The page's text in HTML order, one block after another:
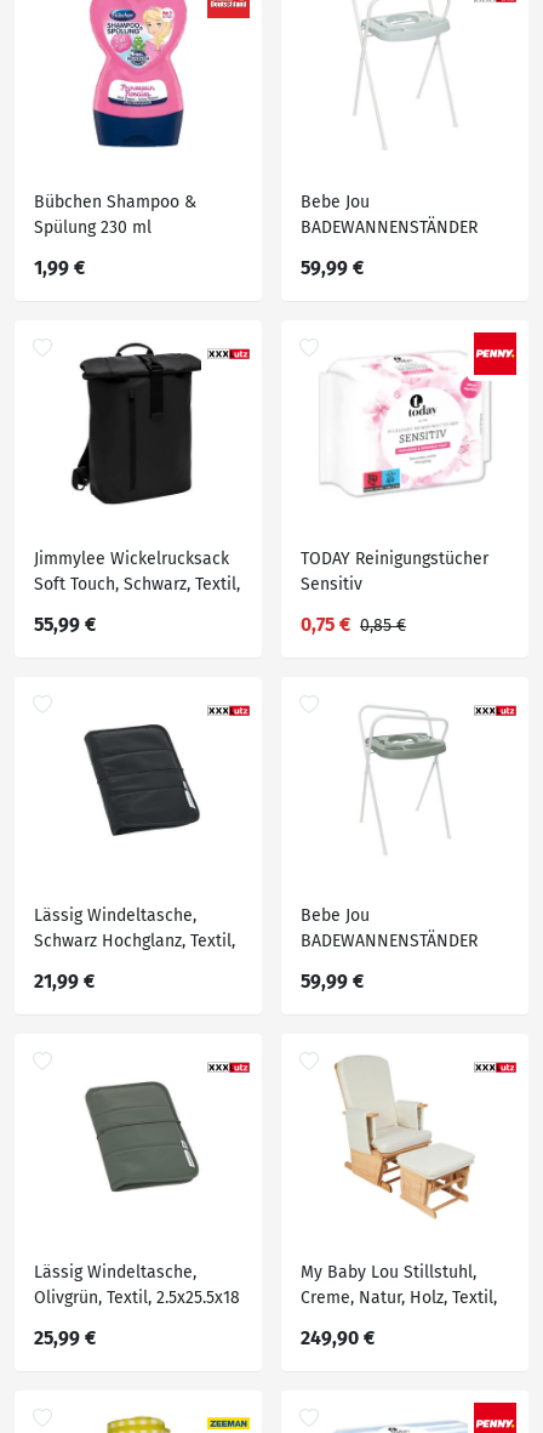
Bübchen Shampoo &
Spülung 230 ml
1,99 €
Bebe Jou
BADEWANNENSTÄNDER
59,99 €
Jimmylee Wickelrucksack
Soft Touch, Schwarz, Textil,
Wickeln, Wickeln,
55,99 €
TODAY Reinigungstücher
Sensitiv
0,75 € 0,85 €
Lässig Windeltasche,
Schwarz Hochglanz, Textil,
Kinderwagen,
21,99 €
Bebe Jou
BADEWANNENSTÄNDER
59,99 €
Lässig Windeltasche,
Olivgrün, Textil, 2.5x25.5x18
Kinderwagenzubehör
25,99 €
My Baby Lou Stillstuhl,
Creme, Natur, Holz, Textil,
56x101x73 cm,
249,90 €